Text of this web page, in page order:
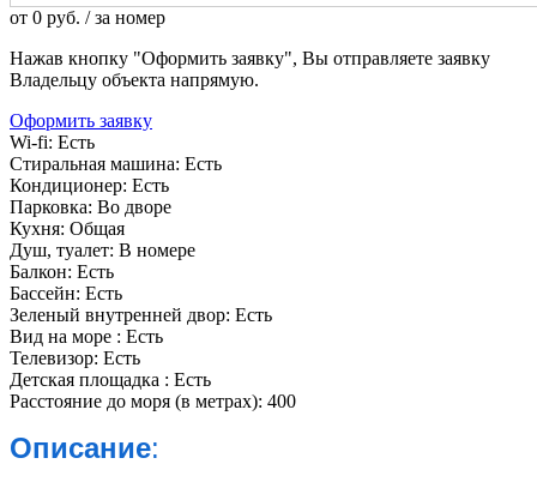
от 0 руб. / за номер
Нажав кнопку "Оформить заявку", Вы отправляете заявку
Владельцу объекта напрямую.
Оформить заявку
Wi-fi: Есть
Стиральная машина: Есть
Кондиционер: Есть
Парковка: Во дворе
Кухня: Общая
Душ, туалет: В номере
Балкон: Есть
Бассейн: Есть
Зеленый внутренней двор: Есть
Вид на море : Есть
Телевизор: Есть
Детская площадка : Есть
Расстояние до моря (в метрах): 400
Описание: